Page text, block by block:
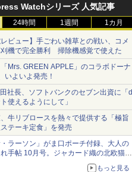
Watchシリーズ 人気記事
24時間 1週間 1カ月
レビュー】手ごわい雑草との戦い、コメ
刈機で完全勝利 掃除機感覚で使えた
「Mrs. GREEN APPLE」のコラボドーナ
いよいよ発売！
社長、ソフトバンクのセブン出資に「d
使えるようにして」
牛リブロースを熱々で提供する「極旨
テーキ定食」を発売
・ラーソン」がま口ポーチ付録、大人の
手帖 10月号。ジャカード織の北欧猫デ
もっと見る